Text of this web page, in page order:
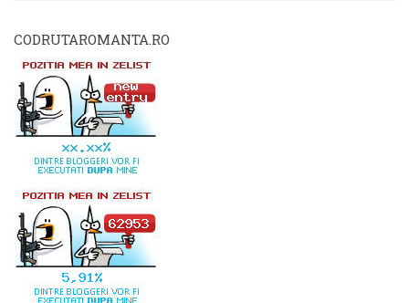
CODRUTAROMANTA.RO